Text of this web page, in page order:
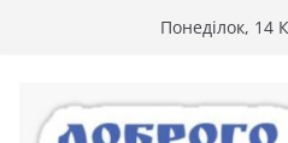
Понеділок, 14